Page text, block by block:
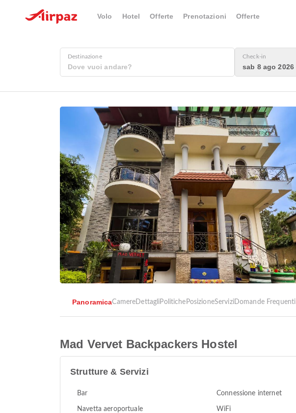
Volo Hotel Offerte Prenotazioni Offerte
Destinazione Check-in
sab 8 ago 2026
PanoramicaCamereDettagliPolitiche PosizioneServiziDomande Frequenti
Mad Vervet Backpackers Hostel
Strutture & Servizi
Bar Connessione internet
Navetta aeroportuale WiFi